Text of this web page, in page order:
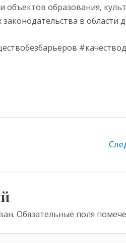
образования,
в области
Обязательные поля